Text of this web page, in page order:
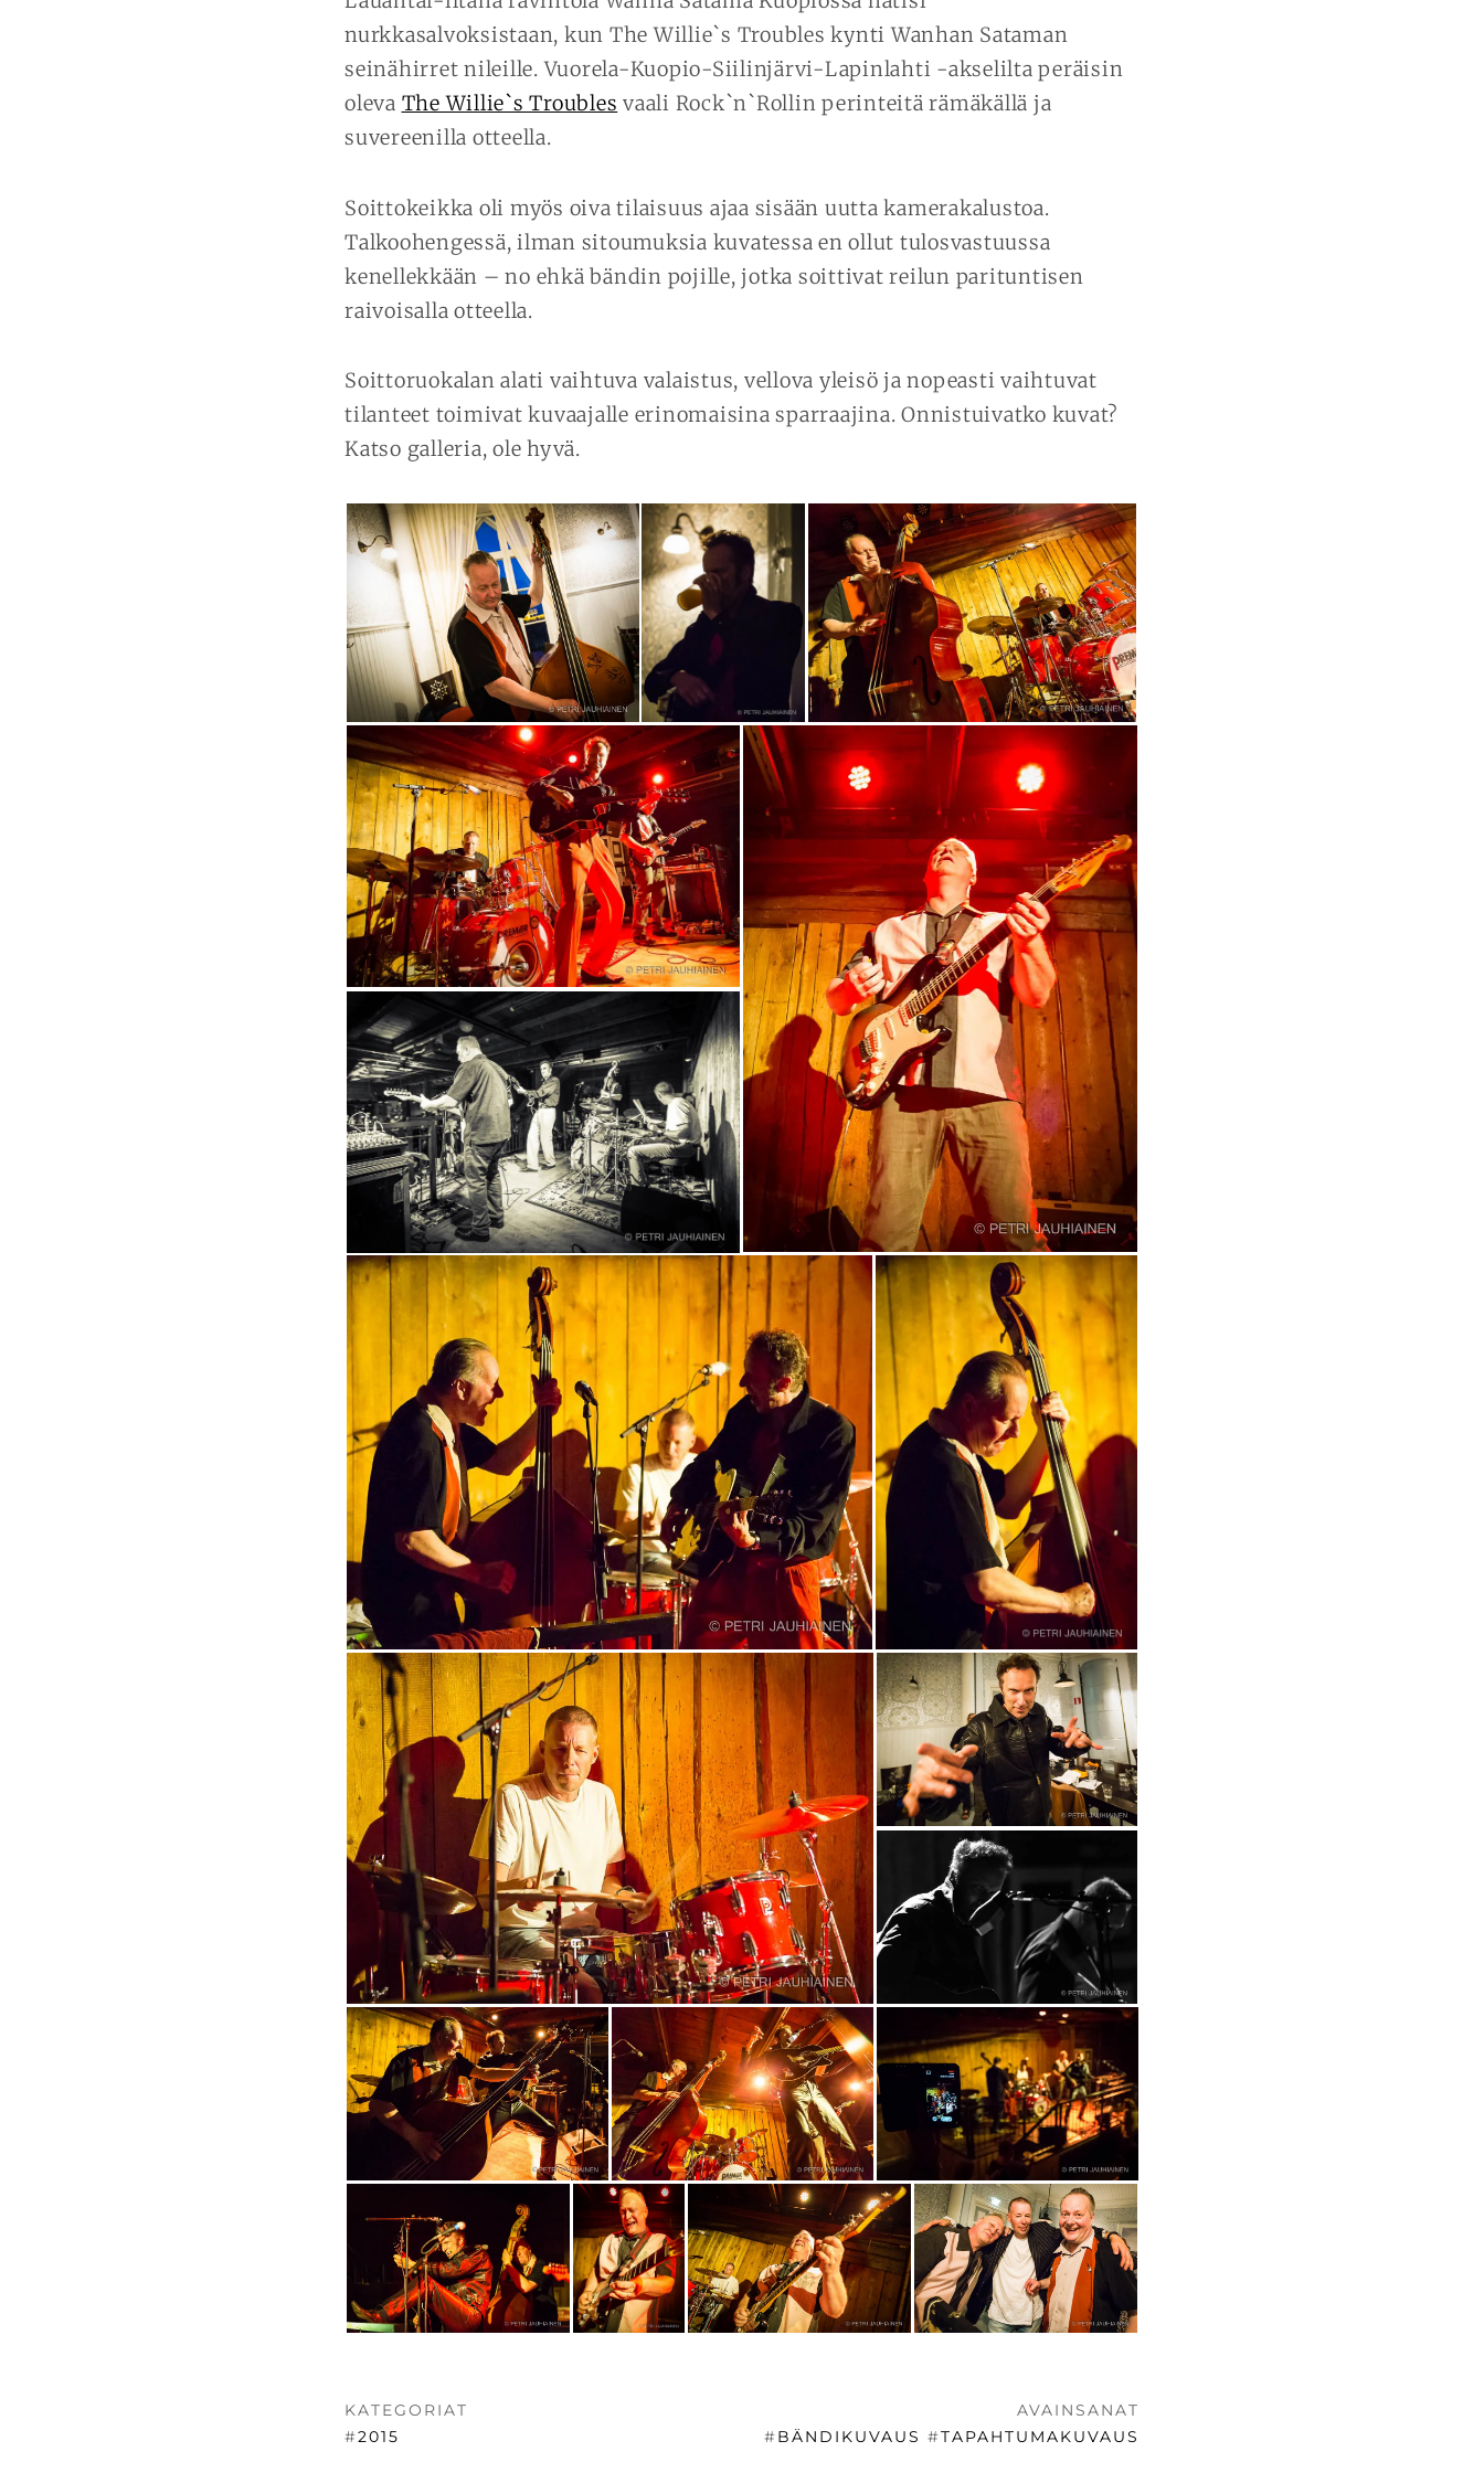
nurkkasalvoksistaan, kun The Willie`s Troubles kynti Wanhan Sataman
seinähirret nileille.Vuorela-Kuopio-Siilinjärvi-Lapinlahti -akselilta peräisin
oleva The Willie`s Troubles vaali Rock`n`Rollin perinteitä rämäkällä ja
suvereenilla otteella.
Soittokeikka oli myös oiva tilaisuus ajaa sisään uutta kamerakalustoa.
Talkoohengessä, ilman sitoumuksia kuvatessa en ollut tulosvastuussa
kenellekkään – no ehkä bändin pojille, jotka soittivat reilun parituntisen
raivoisalla otteella.
Soittoruokalan alati vaihtuva valaistus, vellova yleisö ja nopeasti vaihtuvat
tilanteet toimivat kuvaajalle erinomaisina sparraajina. Onnistuivatko kuvat?
Katso galleria, ole hyvä.
KATEGORIAT
#2015
AVAINSANAT
#BÄNDIKUVAUS #TAPAHTUMAKUVAUS